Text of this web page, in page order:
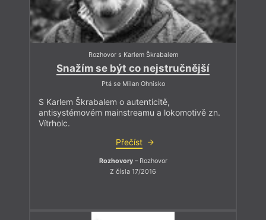
Rozhovor s Karlem Škrabalem
Snažím se být co nejstručnější
Ptá se Milan Ohnisko
S Karlem Škrabalem o autenticitě,
antisystémovém mainstreamu a lokomotivě zn.
Vítrholc.
Přečíst
Rozhovory– Rozhovor
Z čísla 17/2016